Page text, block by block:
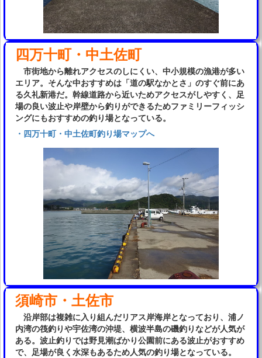
四万十町・中土佐町
市街地から離れアクセスのしにくい、中小規模の漁港が多い
エリア。そんな中おすすめは「道の駅なかとさ」のすぐ前にあ
る久礼新港だ。幹線道路から近いためアクセスがしやすく、足
場の良い波止や岸壁から釣りができるためファミリーフィッシ
ングにもおすすめの釣り場となっている。
・四万十町・中土佐町釣り場マップへ
須崎市・土佐市
沿岸部は複雑に入り組んだリアス岸海岸となっており、浦ノ
内湾の筏釣りや宇佐湾の沖堤、横波半島の磯釣りなどが人気が
ある。波止釣りでは野見潮ばかり公園前にある波止がおすすめ
で、足場が良く水深もあるため人気の釣り場となっている。